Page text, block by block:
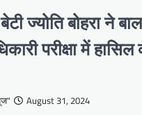
ज्योति बोहरा ने
परीक्षा में हासिल
August 31, 2024